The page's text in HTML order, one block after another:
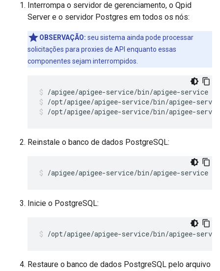
Interrompa o servidor de gerenciamento, o Qpid
Server e o servidor Postgres em todos os nós:
OBSERVAÇÃO: seu sistema ainda pode processar
solicitações para proxies de API enquanto essas
componentes sejam interrompidos.
/opt/apigee/apigee-service/bin/apigee-
/opt/apigee/apigee-service/bin/apigee-
Reinstale o banco de dados PostgreSQL:
/apigee/apigee-service/bin/apigee-service
Inicie o PostgreSQL:
/opt/apigee/apigee-service/bin/apigee-
Restaure o banco de dados PostgreSQL pelo arquivo